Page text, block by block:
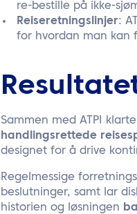
re-bestille på ikke-
Reiseretningslinjer:
for hvordan man kan
Sammen med ATPI
handlingsrettede
designet for å drive
Regelmessige
beslutninger, samt lar
historien og løsningen